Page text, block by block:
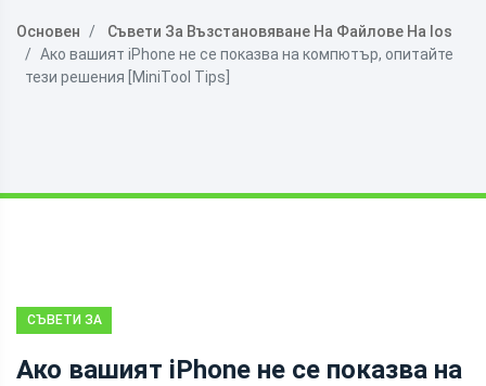
Основен
Съвети За Възстановяване На Файлове На Ios
Ако вашият iPhone не се показва на компютър, опитайте
тези решения [MiniTool Tips]
СЪВЕТИ ЗА
НА ФАЙЛОВЕ
Ако вашият iPhone не се показва на